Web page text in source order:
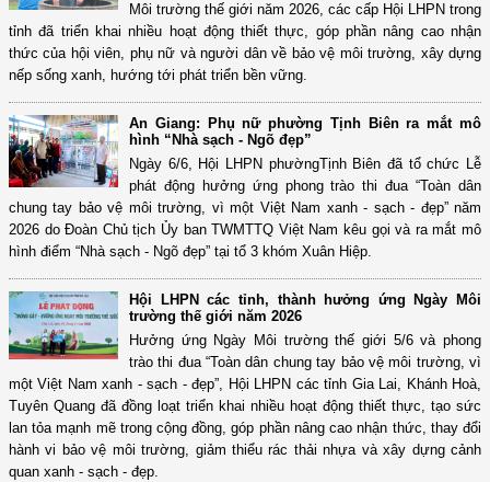
Môi trường thế giới năm 2026, các cấp Hội LHPN trong
tỉnh đã triển khai nhiều hoạt động thiết thực, góp phần nâng cao nhận
thức của hội viên, phụ nữ và người dân về bảo vệ môi trường, xây dựng
nếp sống xanh, hướng tới phát triển bền vững.
An Giang: Phụ nữ phường Tịnh Biên ra mắt mô
hình “Nhà sạch - Ngõ đẹp”
Ngày 6/6, Hội LHPN phườngTịnh Biên đã tổ chức Lễ
phát động hưởng ứng phong trào thi đua “Toàn dân
chung tay bảo vệ môi trường, vì một Việt Nam xanh - sạch - đẹp” năm
2026 do Đoàn Chủ tịch Ủy ban TWMTTQ Việt Nam kêu gọi và ra mắt mô
hình điểm “Nhà sạch - Ngõ đẹp” tại tổ 3 khóm Xuân Hiệp.
Hội LHPN các tỉnh, thành hưởng ứng Ngày Môi
trường thế giới năm 2026
Hưởng ứng Ngày Môi trường thế giới 5/6 và phong
trào thi đua “Toàn dân chung tay bảo vệ môi trường, vì
một Việt Nam xanh - sạch - đẹp”, Hội LHPN các tỉnh Gia Lai, Khánh Hoà,
Tuyên Quang đã đồng loạt triển khai nhiều hoạt động thiết thực, tạo sức
lan tỏa mạnh mẽ trong cộng đồng, góp phần nâng cao nhận thức, thay đổi
hành vi bảo vệ môi trường, giảm thiểu rác thải nhựa và xây dựng cảnh
quan xanh - sạch - đẹp.